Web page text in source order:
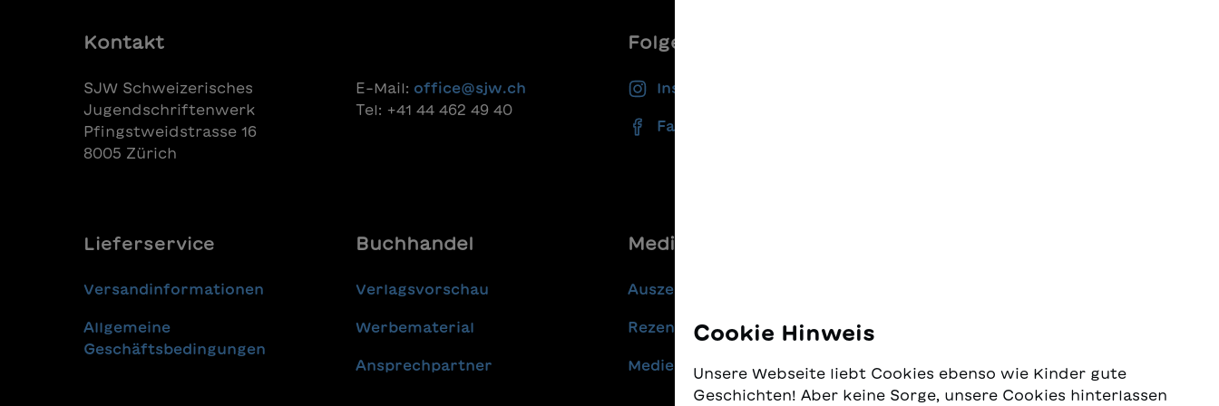
Kontakt
SJW Schweizerisches
Jugendschriftenwerk
Pfingstweidstrasse 16
8005 Zürich
E-Mail: office@sjw.ch
Tel: +41 44 462 49 40
Folgen Sie uns
Instagram
Facebook
Lieferservice
Versandinformationen
Allgemeine
Geschäftsbedingungen
Buchhandel
Verlagsvorschau
Werbematerial
Ansprechpartner
Media
Auszeichnungen
Rezensionen
Medienmitteilungen
Cookie Hinweis
Unsere Webseite liebt Cookies ebenso wie Kinder gute
Geschichten! Aber keine Sorge, unsere Cookies hinterlassen